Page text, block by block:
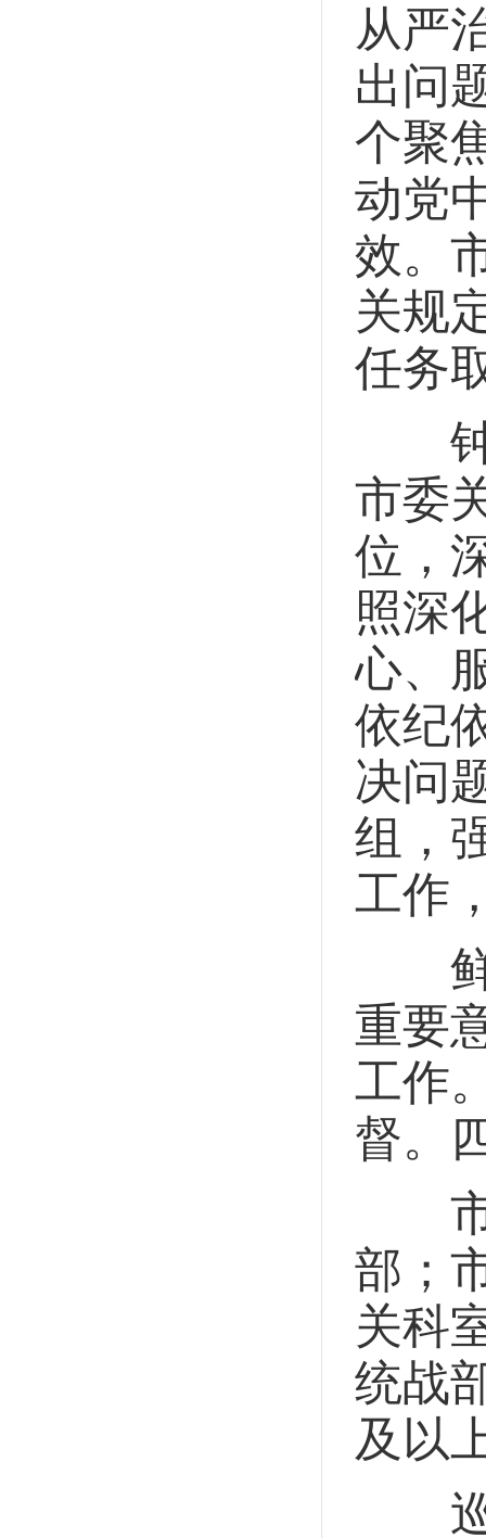
从严
出问
个聚
动党
效。
关规
任务
钟
市委
位，
照深
心、
依纪
决问
组，
工作
鲜
重要
工作
督。
市
部；
关科
统战
及以
巡